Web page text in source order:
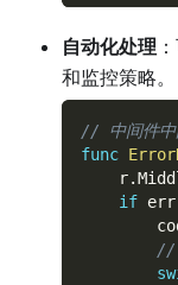
自动化处理
和监控策略。
// 中间件中
func
    r
.
if err
//